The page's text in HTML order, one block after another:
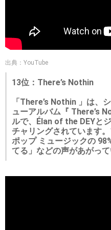
出典：YouTube
13位：There’s Nothin
「There’s Nothin 」は、
ューアルバム『 There’s
ルで、Élan of the DEYと
チャリングされています
ポップ ミュージックの
てる」などの声があがって